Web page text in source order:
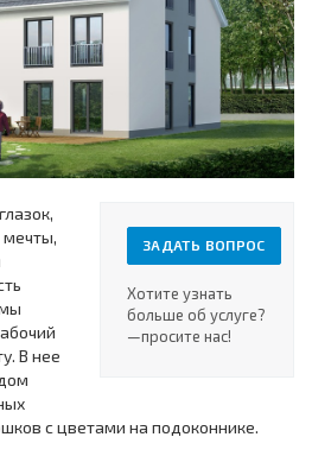
ЗАДАТЬ ВОПРОС
Хотите узнать
больше об услуге?
—просите нас!
мечты,
В нее
с цветами на подоконнике.